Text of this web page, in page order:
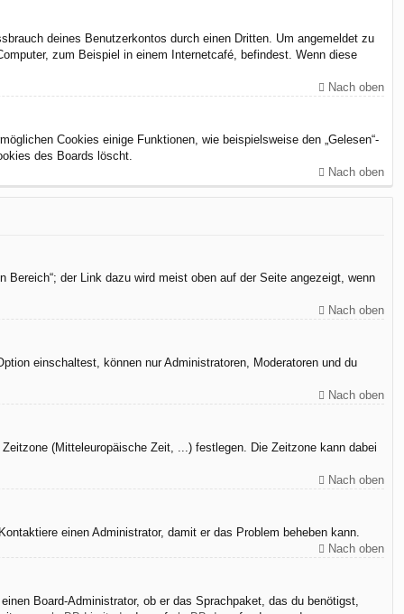
deines Benutzerkontos durch einen Dritten. Um angemeldet zu
zum Beispiel in einem Internetcafé, befindest. Wenn diese
Nach oben
Cookies einige Funktionen, wie beispielsweise den „Gelesen“-
des Boards löscht.
Nach oben
der Link dazu wird meist oben auf der Seite angezeigt, wenn
Nach oben
einschaltest, können nur Administratoren, Moderatoren und du
Nach oben
(Mitteleuropäische Zeit, ...) festlegen. Die Zeitzone kann dabei
Nach oben
einen Administrator, damit er das Problem beheben kann.
Nach oben
Board-Administrator, ob er das Sprachpaket, das du benötigst,